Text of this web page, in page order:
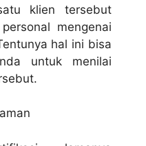
klien tersebut
mengenai
hal ini bisa
untuk menilai